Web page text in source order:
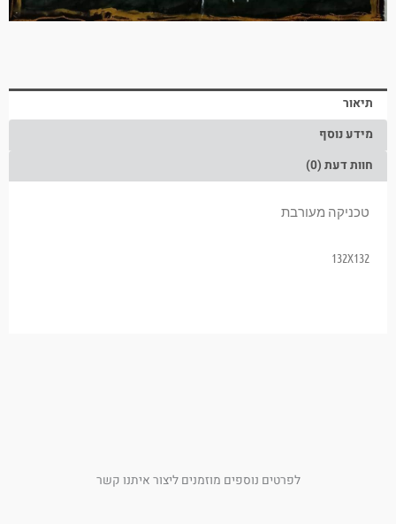
תיאור
מידע נוסף
חוות דעת (0)
טכניקה מעורבת
132X132
לפרטים נוספים מוזמנים ליצור איתנו קשר